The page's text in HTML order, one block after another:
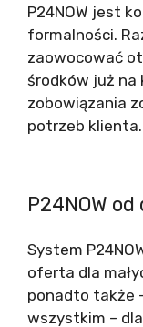
P24NOW jest
formalności.
zaowocować
środków już na
zobowiązania
potrzeb klienta.
P24NOW
System
oferta dla
ponadto także
wszystkim –